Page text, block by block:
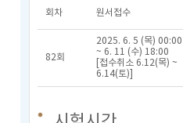
회차 원서접수
82회
2025. 6. 5 (목) 00:00
~ 6. 11 (수) 18:00
[접수취소 6.12(목) ~
6.14(토)]